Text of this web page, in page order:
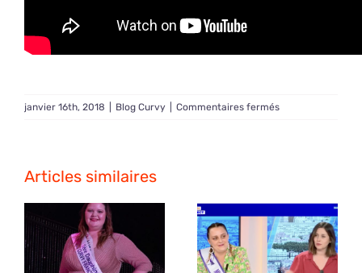
janvier 16th, 2018 Blog Curvy Commentaires ferméssur
sur
France
3
Articles similaires